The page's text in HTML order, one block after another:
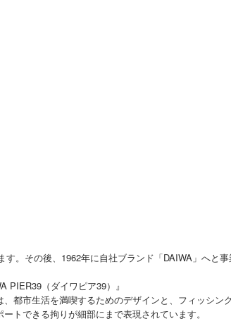
。その後、1962年に自社ブランド「DAIWA」へ
PIER39（ダイワピア39）』
都市生活を満喫するためのデザインと、フィッシ
トできる拘りが細部にまで表現されています。